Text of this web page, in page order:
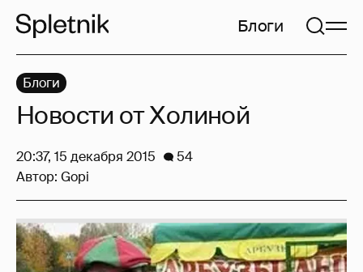
Блоги
Блоги
Новости от Холиной
20:37, 15 декабря 2015
54
Автор: Gopi